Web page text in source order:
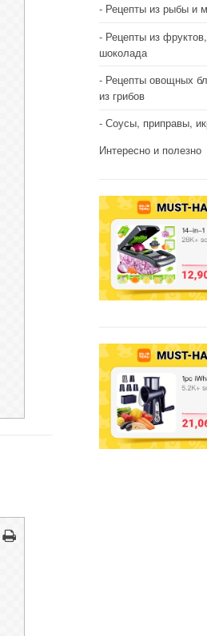
Рецепты из рыбы и
Рецепты из
шоколада
Рецепты овощных
из грибов
Соусы, приправы,
Интересно и полезно